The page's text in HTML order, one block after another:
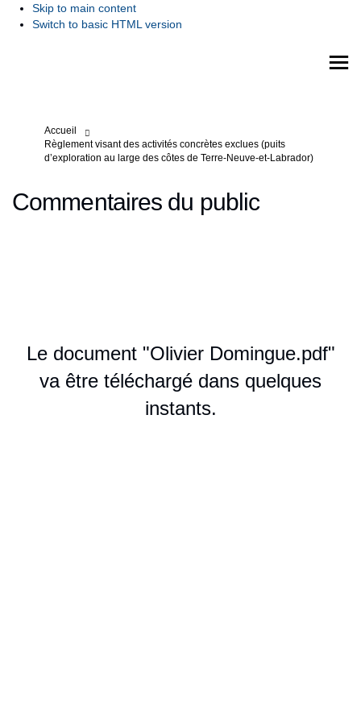
Skip to main content
Switch to basic HTML version
Vous êtes ici:
Accueil
Règlement visant des activités concrètes exclues (puits
d’exploration au large des côtes de Terre-Neuve-et-Labrador)
Commentaires du public
Le document "Olivier Domingue.pdf"
va être téléchargé dans quelques
instants.